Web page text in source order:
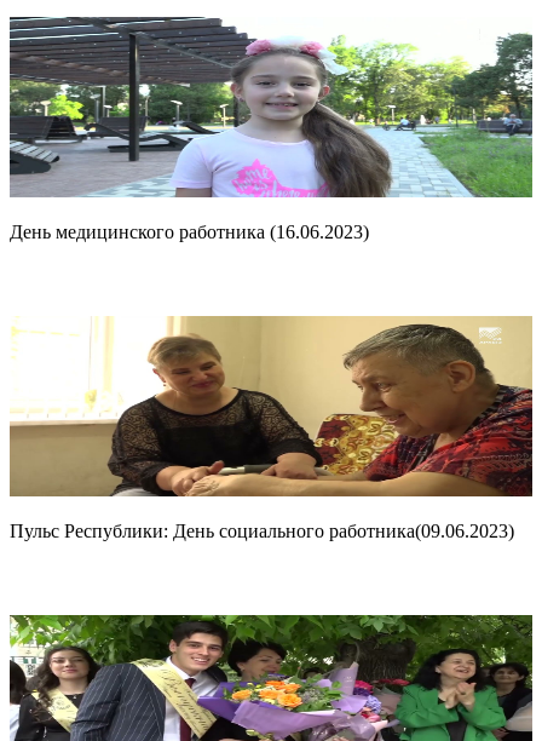
День медицинского работника (16.06.2023)
Пульс Республики: День социального работника(09.06.2023)